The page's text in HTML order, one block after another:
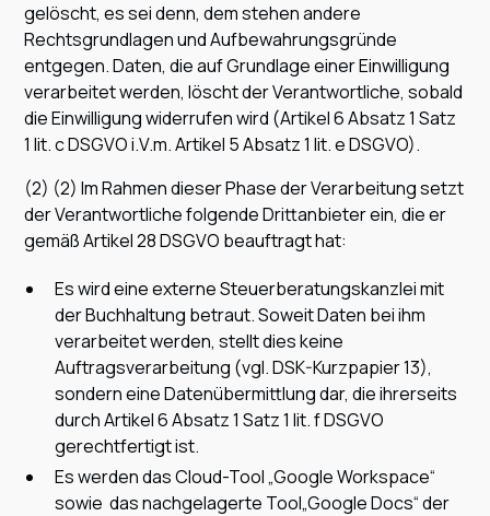
gelöscht, es sei denn, dem stehen andere
Rechtsgrundlagen und Aufbewahrungsgründe
entgegen. Daten, die auf Grundlage einer Einwilligung
verarbeitet werden, löscht der Verantwortliche, sobald
die Einwilligung widerrufen wird (Artikel 6 Absatz 1 Satz
1 lit. c DSGVO i.V.m. Artikel 5 Absatz 1 lit. e DSGVO).
(2) (2) Im Rahmen dieser Phase der Verarbeitung setzt
der Verantwortliche folgende Drittanbieter ein, die er
gemäß Artikel 28 DSGVO beauftragt hat:
Es wird eine externe Steuerberatungskanzlei mit
der Buchhaltung betraut. Soweit Daten bei ihm
verarbeitet werden, stellt dies keine
Auftragsverarbeitung (vgl. DSK-Kurzpapier 13),
sondern eine Datenübermittlung dar, die ihrerseits
durch Artikel 6 Absatz 1 Satz 1 lit. f DSGVO
gerechtfertigt ist.
Es werden das Cloud-Tool „Google Workspace“
sowie das nachgelagerte Tool„Google Docs“ der